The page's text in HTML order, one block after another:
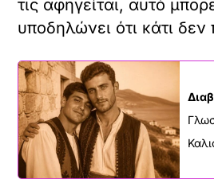
τις αφηγείται, αυτό
υποδηλώνει ότι κάτι